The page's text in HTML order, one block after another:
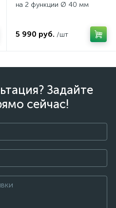
на 2 функции Ø 40 мм
5 990 руб. /шт
Задайте
сейчас!